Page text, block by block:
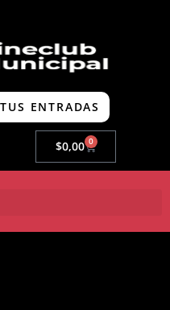
ENTRADAS
$0,00 0